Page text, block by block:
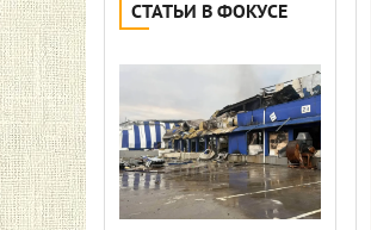
СТАТЬИ В ФОКУСЕ